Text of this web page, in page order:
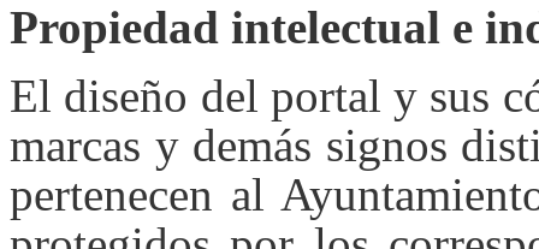
Propiedad intelectual e
El diseño del portal y sus
marcas y demás signos
pertenecen al